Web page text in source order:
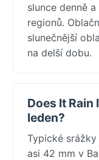
slunce denně
regionů.
slunečnější
na delší dobu.
Does It Rain
leden?
Typické
asi 42 mm v